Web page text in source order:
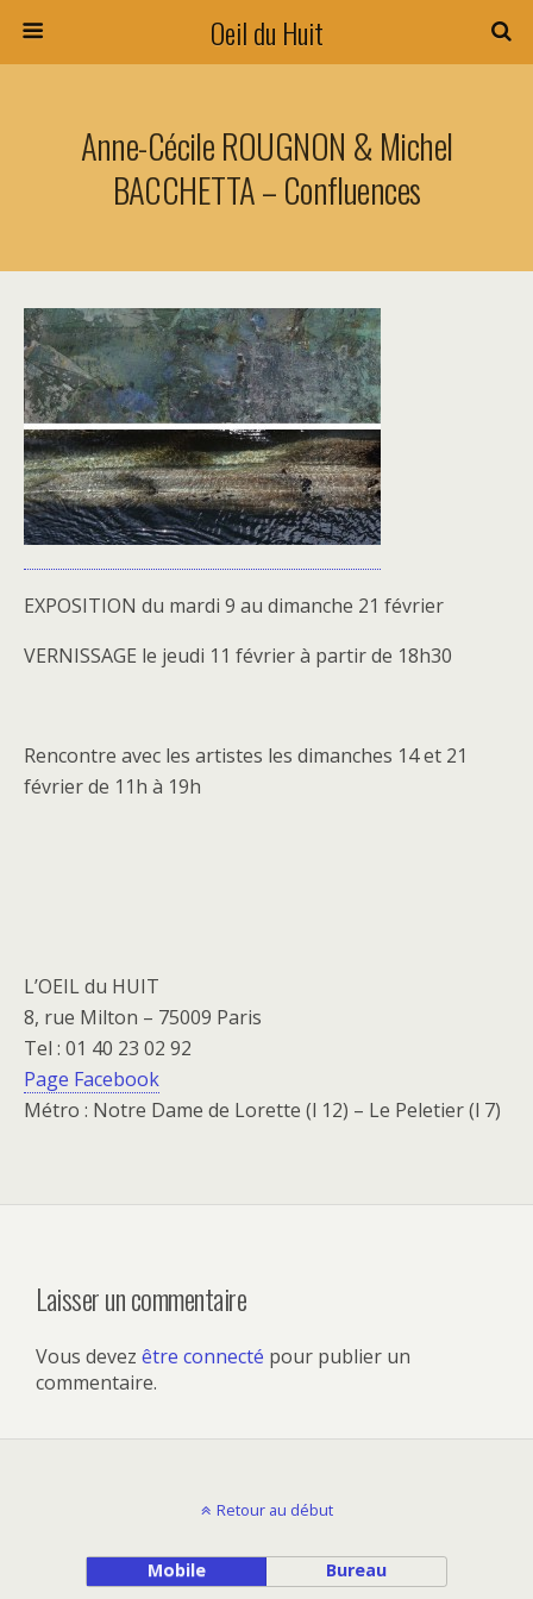
Oeil du Huit
Anne-Cécile ROUGNON & Michel
BACCHETTA – Confluences
EXPOSITION du mardi 9 au dimanche 21 février
VERNISSAGE le jeudi 11 février à partir de 18h30
Rencontre avec les artistes les dimanches 14 et 21
février de 11h à 19h
L’OEIL du HUIT
8, rue Milton – 75009 Paris
Tel : 01 40 23 02 92
Page Facebook
Métro : Notre Dame de Lorette (l 12) – Le Peletier (l 7)
Laisser un commentaire
Vous devez être connecté pour publier un
commentaire.
Retour au début
Mobile Bureau